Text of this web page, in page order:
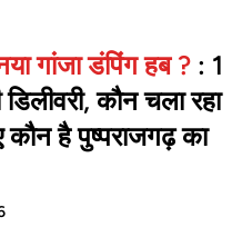
गांजा डंपिंग हब ? : 1
कौन चला रहा
कौन है पुष्पराजगढ़ का